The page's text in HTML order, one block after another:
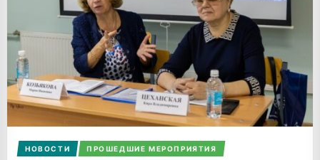
НОВОСТИ ПРОШЕДШИЕ МЕРОПРИЯТИЯ